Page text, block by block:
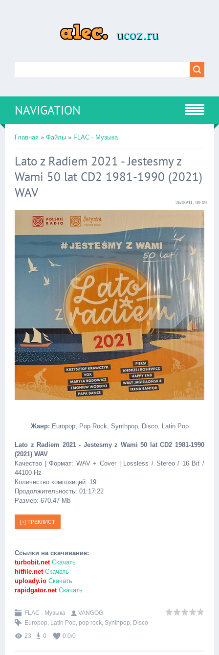
NAVIGATION
Главная » Файлы » FLAC - Музыка
Lato z Radiem 2021 - Jestesmy z
Wami 50 lat CD2 1981-1990 (2021)
WAV
26/06/11, 09:09
Жанр: Europop, Pop Rock, Synthpop, Disco, Latin Pop
Lato z Radiem 2021 - Jestesmy z Wami 50 lat CD2 1981-1990
(2021) WAV
Качество | Формат: WAV + Cover | Lossless / Stereo / 16 Bit /
44100 Hz
Количество композиций: 19
Продолжительность: 01:17:22
Размер: 670.47 Mb
Ссылки на скачивание:
turbobit.netСкачать
hitfile.netСкачать
uploady.io Скачать
rapidgator.netСкачать
FLAC - Музыка
VANGOG
Europop, Latin Pop, pop rock, Synthpop, Disco
23
0 0.0/0